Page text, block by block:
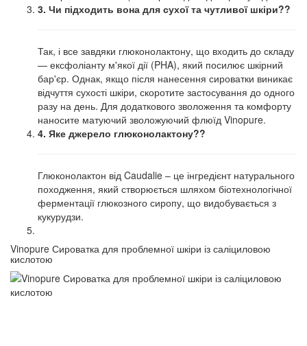
3. Чи підходить вона для сухої та чутливої ​​шкіри??
Так, і все завдяки глюконолактону, що входить до складу
— ексфоліанту м'якої дії (PHA), який посилює шкірний
бар'єр. Однак, якщо після нанесення сироватки виникає
відчуття сухості шкіри, скоротите застосування до одного
разу на день. Для додаткового зволоження та комфорту
наносите матуючий зволожуючий флюїд Vinopure.
4. Яке джерело глюконолактону??
Глюконолактон від Caudalie – це інгредієнт натурального
походження, який створюється шляхом біотехнологічної
ферментації глюкозного сиропу, що видобувається з
кукурудзи.
Vinopure Сироватка для проблемної шкіри із саліциловою
кислотою